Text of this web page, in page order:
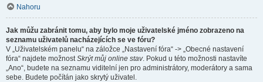
Nahoru
Jak můžu zabránit tomu, aby bylo moje uživatelské jméno zobrazeno na
seznamu uživatelů nacházejících se ve fóru?
V „Uživatelském panelu“ na záložce „Nastavení fóra“ -> „Obecné nastavení
fóra“ najdete možnostSkrýt můj online stav. Pokud u této možnosti nastavíte
„Ano“, budete na seznamu viditelní jen pro administrátory, moderátory a sama
sebe. Budete počítán jako skrytý uživatel.